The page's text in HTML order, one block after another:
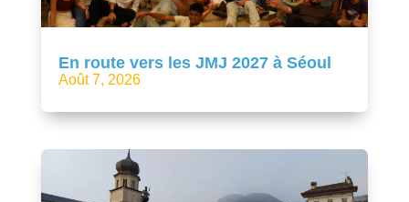
En route vers les JMJ 2027 à Séoul
Août 7, 2026